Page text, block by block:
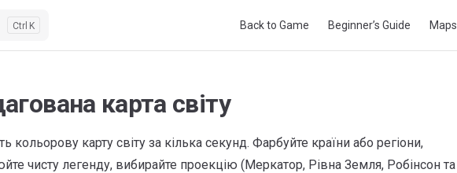
K Back to Game Beginner’s Guide Maps
карта світу
кольорову карту світу за кілька секунд. Фарбуйте країни або регіони,
чисту легенду, вибирайте проекцію (Меркатор, Рівна Земля, Робінсон та